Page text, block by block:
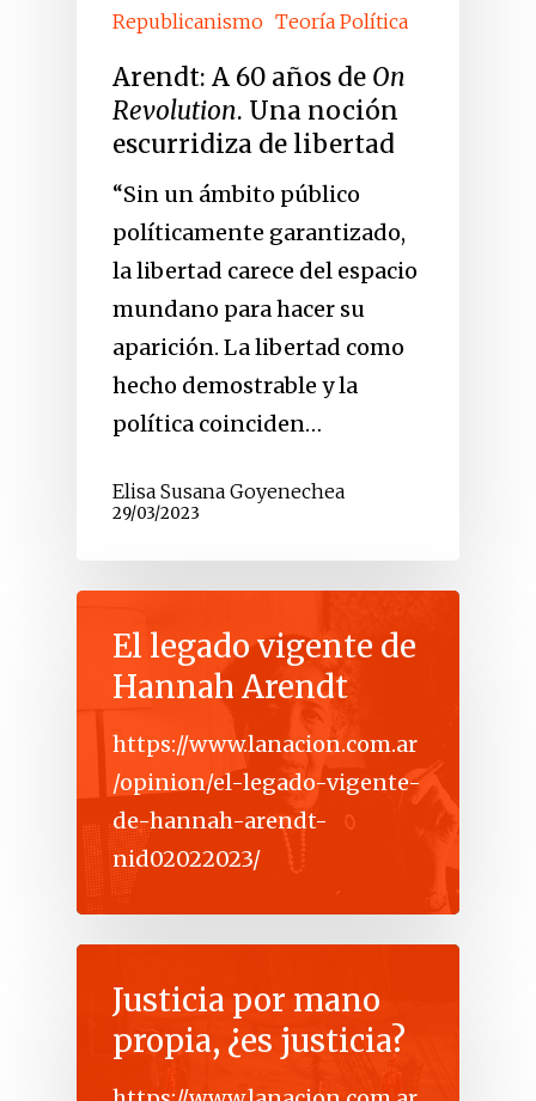
Republicanismo Teoría Política
Arendt: A 60 años de On
Revolution. Una noción
escurridiza de libertad
“Sin un ámbito público
políticamente garantizado,
la libertad carece del espacio
mundano para hacer su
aparición. La libertad como
hecho demostrable y la
política coinciden…
Elisa Susana Goyenechea
29/03/2023
El legado vigente de
Hannah Arendt
https://www.lanacion.com.ar
/opinion/el-legado-vigente-
de-hannah-arendt-
nid02022023/
Justicia por mano
propia, ¿es justicia?